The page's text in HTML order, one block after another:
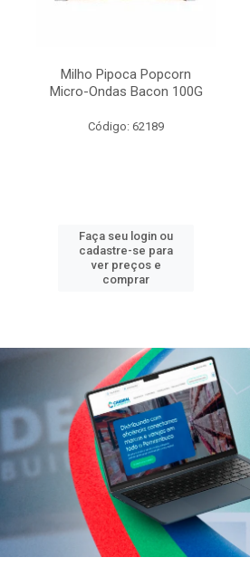
Milho Pipoca Popcorn
Micro-Ondas Bacon 100G
Código: 62189
Faça seu login ou
cadastre-se para
ver preços e
comprar